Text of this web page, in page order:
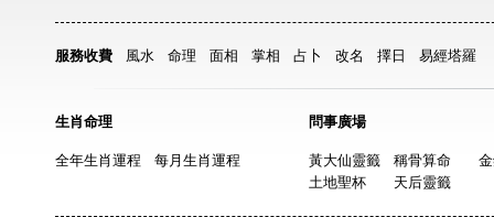
服務收費 風水 命理 面相 掌相 占卜 改名 擇日 易經塔羅
生肖命理
全年生肖運程 每月生肖運程
問事廣場
黃大仙靈籤 稱骨算命
土地聖杯
天后靈籤